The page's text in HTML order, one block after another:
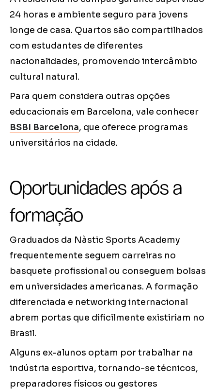
24 horas e ambiente seguro para jovens
longe de casa. Quartos são compartilhados
com estudantes de diferentes
nacionalidades, promovendo intercâmbio
cultural natural.
Para quem considera outras opções
educacionais em Barcelona, vale conhecer
BSBI Barcelona, que oferece programas
universitários na cidade.
Oportunidades após a
formação
Graduados da Nàstic Sports Academy
frequentemente seguem carreiras no
basquete profissional ou conseguem bolsas
em universidades americanas. A formação
diferenciada e networking internacional
abrem portas que dificilmente existiriam no
Brasil.
Alguns ex-alunos optam por trabalhar na
indústria esportiva, tornando-se técnicos,
preparadores físicos ou gestores